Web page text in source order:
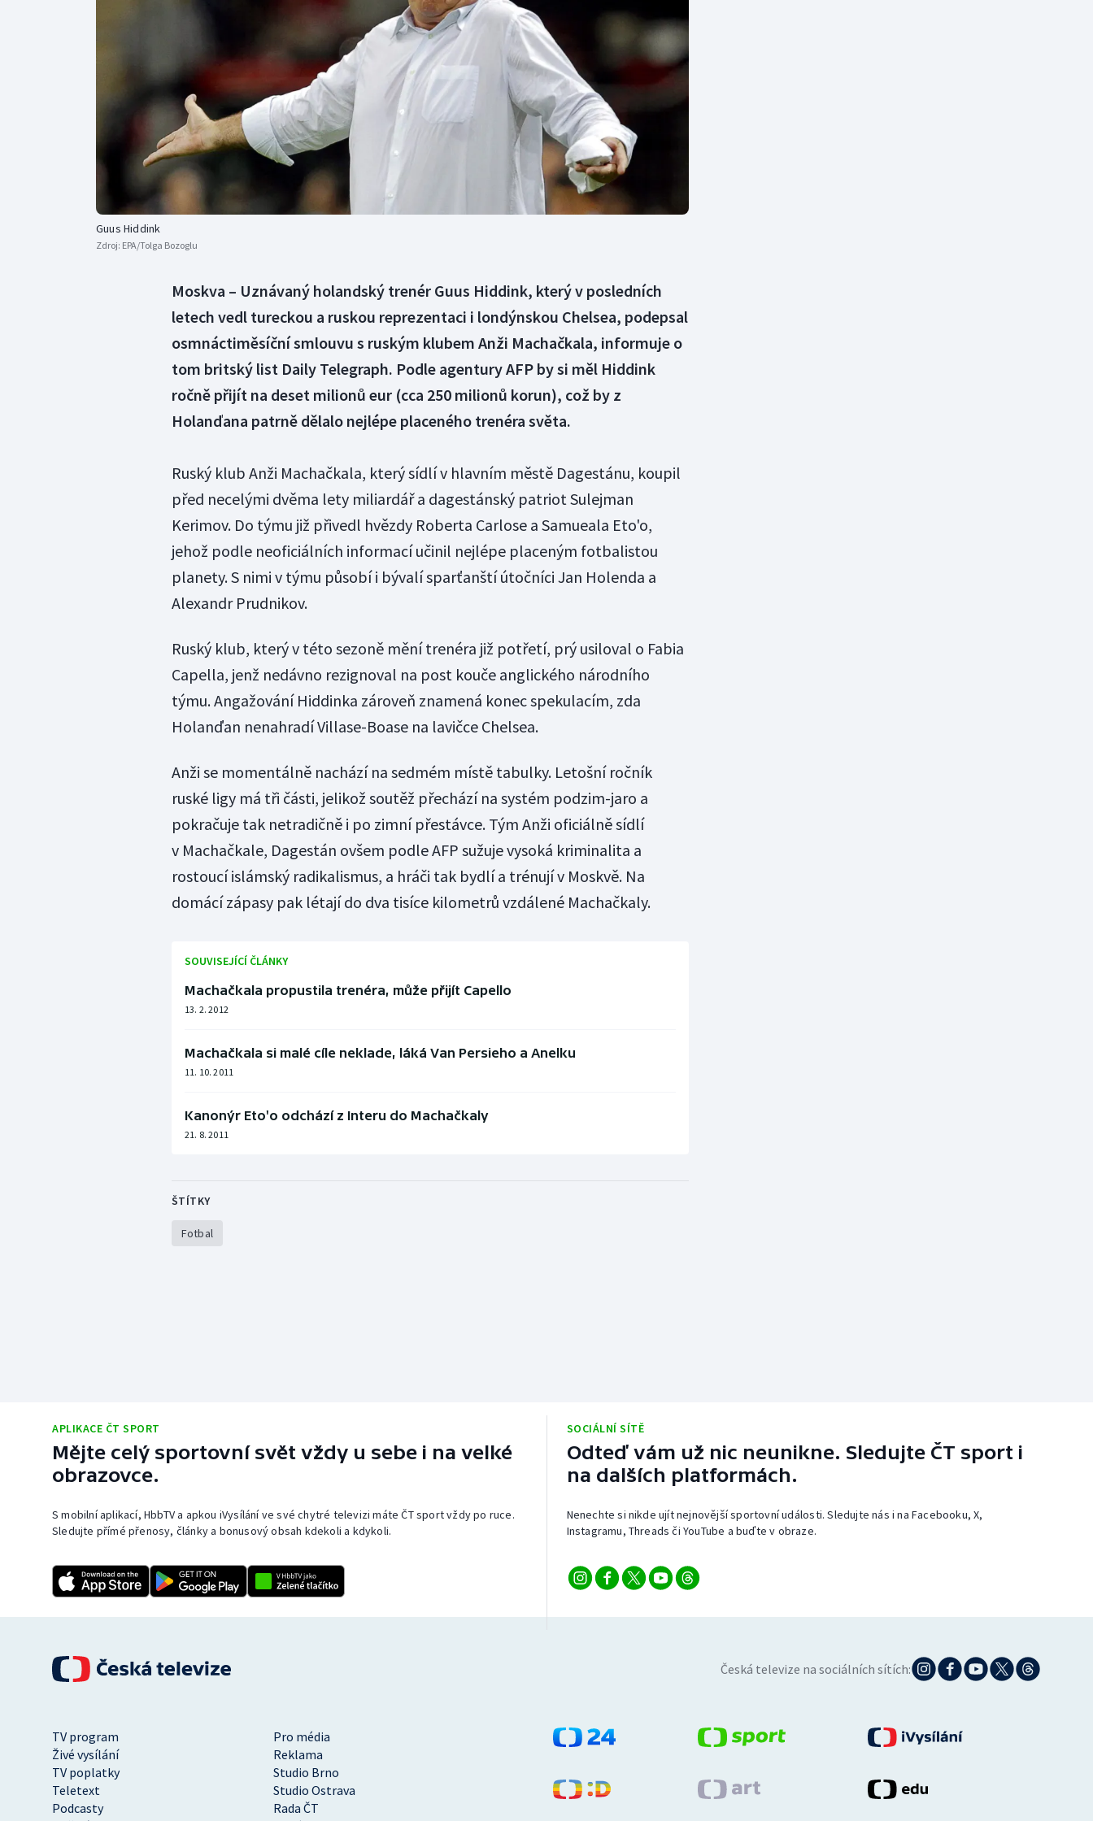
Dostihy
Futsal
Golf
Moderní pětiboj
Motorsport
Olympijské hry
Parasport
Veslování
Vodní slalom
Volejbal
Ostatní
Guus Hiddink
Zdroj: EPA/Tolga Bozoglu
Moskva – Uznávaný holandský trenér Guus Hiddink, který v posledních
letech vedl tureckou a ruskou reprezentaci i londýnskou Chelsea, podepsal
osmnáctiměsíční smlouvu s ruským klubem Anži Machačkala, informuje o
tom britský list Daily Telegraph. Podle agentury AFP by si měl Hiddink
ročně přijít na deset milionů eur (cca 250 milionů korun), což by z
Holanďana patrně dělalo nejlépe placeného trenéra světa.
Ruský klub Anži Machačkala, který sídlí v hlavním městě Dagestánu, koupil
před necelými dvěma lety miliardář a dagestánský patriot Sulejman
Kerimov. Do týmu již přivedl hvězdy Roberta Carlose a Samueala Eto'o,
jehož podle neoficiálních informací učinil nejlépe placeným fotbalistou
planety. S nimi v týmu působí i bývalí sparťanští útočníci Jan Holenda a
Alexandr Prudnikov.
Ruský klub, který v této sezoně mění trenéra již potřetí, prý usiloval o Fabia
Capella, jenž nedávno rezignoval na post kouče anglického národního
týmu. Angažování Hiddinka zároveň znamená konec spekulacím, zda
Holanďan nenahradí Villase-Boase na lavičce Chelsea.
Anži se momentálně nachází na sedmém místě tabulky. Letošní ročník
ruské ligy má tři části, jelikož soutěž přechází na systém podzim-jaro a
pokračuje tak netradičně i po zimní přestávce. Tým Anži oficiálně sídlí
v Machačkale, Dagestán ovšem podle AFP sužuje vysoká kriminalita a
rostoucí islámský radikalismus, a hráči tak bydlí a trénují v Moskvě. Na
domácí zápasy pak létají do dva tisíce kilometrů vzdálené Machačkaly.
SOUVISEJÍCÍ ČLÁNKY
Machačkala propustila trenéra, může přijít Capello
13. 2. 2012
Machačkala si malé cíle neklade, láká Van Persieho a Anelku
11. 10. 2011
Kanonýr Eto'o odchází z Interu do Machačkaly
21. 8. 2011
ŠTÍTKY
Fotbal
APLIKACE ČT SPORT
Mějte celý sportovní svět vždy u sebe i na velké
obrazovce.
S mobilní aplikací, HbbTV a apkou iVysílání ve své chytré televizi máte ČT sport vždy po ruce.
Sledujte přímé přenosy, články a bonusový obsah kdekoli a kdykoli.
SOCIÁLNÍ SÍTĚ
Odteď vám už nic neunikne. Sledujte ČT sport i
na dalších platformách.
Nenechte si nikde ujít nejnovější sportovní události. Sledujte nás i na Facebooku, X,
Instagramu, Threads či YouTube a buďte v obraze.
Česká televize na sociálních sítích:
TV program
Pro média
Živé vysílání
Reklama
TV poplatky
Studio Brno
Teletext
Studio Ostrava
Podcasty
Rada ČT